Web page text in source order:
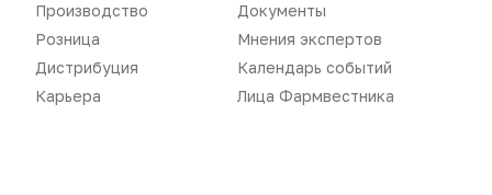
Бизнес
Аптекарь
Реклама на сайте
Контакты
Производство
Розница
Дистрибуция
Карьера
Документы
Мнения экспертов
Календарь событий
Лица Фармвестника